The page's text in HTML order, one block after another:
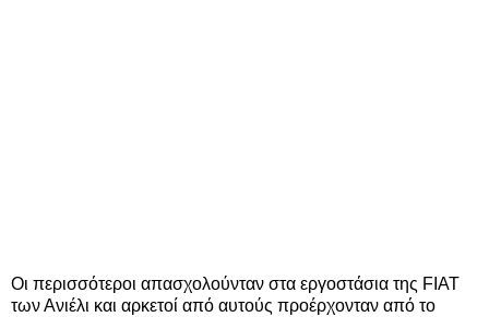
Οι περισσότεροι απασχολούνταν στα εργοστάσια της FIAT
των Ανιέλι και αρκετοί από αυτούς προέρχονταν από το